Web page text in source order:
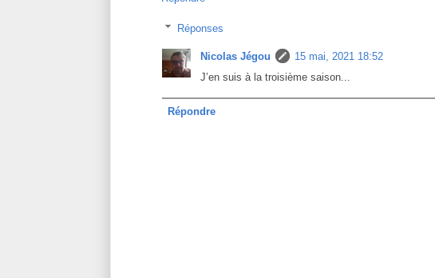
Réponses
Nicolas Jégou
15 mai, 2021 18:52
J’en suis à la troisième saison...
Répondre